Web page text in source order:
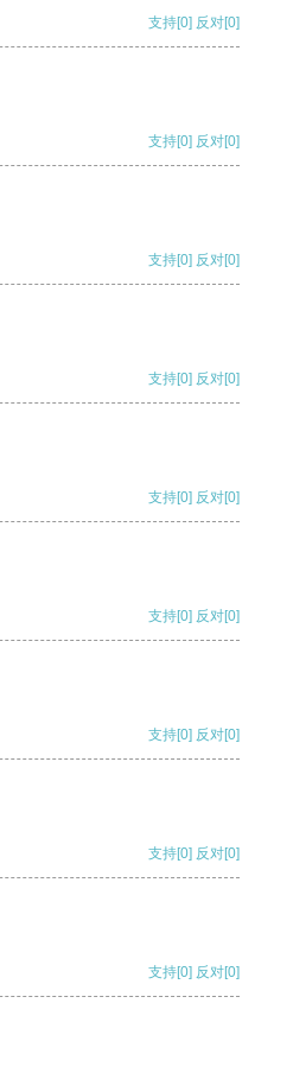
支持[0] 反对[0]
支持[0] 反对[0]
支持[0] 反对[0]
支持[0] 反对[0]
支持[0] 反对[0]
支持[0] 反对[0]
支持[0] 反对[0]
支持[0] 反对[0]
支持[0] 反对[0]